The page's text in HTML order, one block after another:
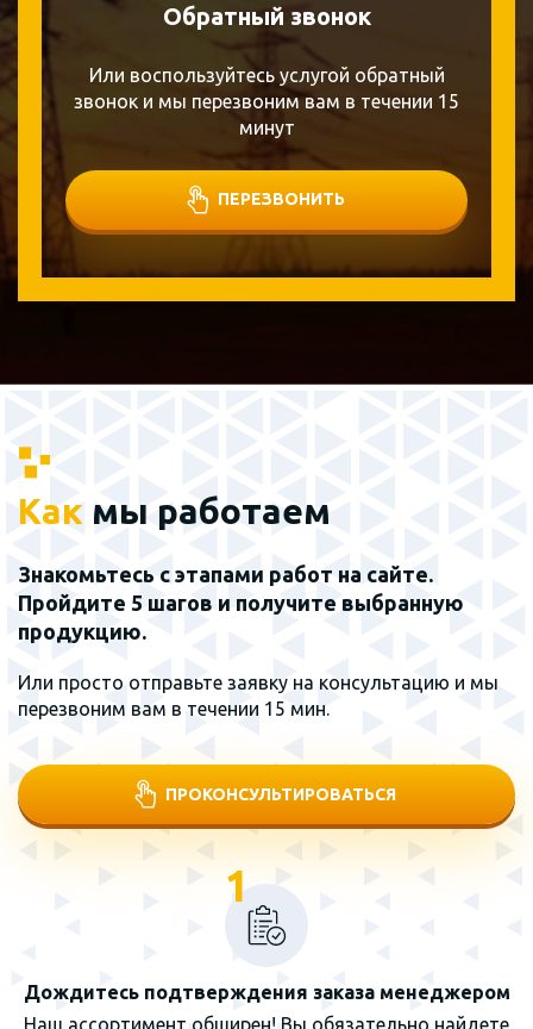
Обратный звонок
Или воспользуйтесь услугой обратный
звонок и мы перезвоним вам в течении 15
минут
ПЕРЕЗВОНИТЬ
Как мы работаем
Знакомьтесь с этапами работ на сайте.
Пройдите 5 шагов и получите выбранную
продукцию.
Или просто отправьте заявку на консультацию и мы
перезвоним вам в течении 15 мин.
ПРОКОНСУЛЬТИРОВАТЬСЯ
1
Дождитесь подтверждения заказа менеджером
Наш ассортимент обширен! Вы обязательно найдете